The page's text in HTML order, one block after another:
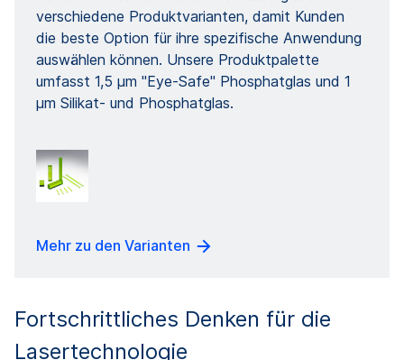
verschiedene Produktvarianten, damit Kunden
die beste Option für ihre spezifische Anwendung
auswählen können. Unsere Produktpalette
umfasst 1,5 µm "Eye-Safe" Phosphatglas und 1
µm Silikat- und Phosphatglas.
Mehr zu den Varianten
Fortschrittliches Denken für die
Lasertechnologie